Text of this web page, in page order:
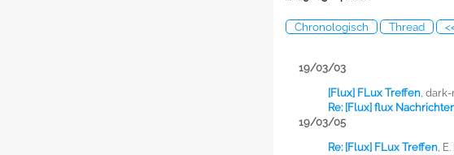
Chronologisch Thread
19/03/03
[Flux] FLux Treffen dark-
Re: [Flux] flux
19/03/05
Re: [Flux] FLux Treffen